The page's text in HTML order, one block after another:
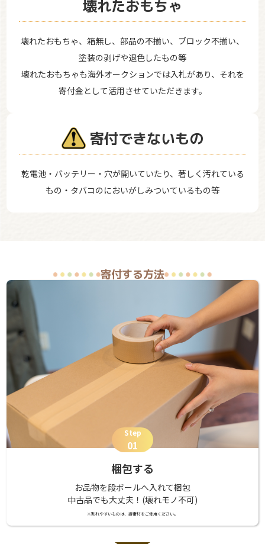
壊れたおもちゃ
壊れたおもちゃ、箱無し、部品の不揃い、ブロック不揃い、
塗装の剥げや退色したもの等
壊れたおもちゃも海外オークションでは入札があり、それを
寄付金として活用させていただきます。
寄付できないもの
乾電池・バッテリー・穴が開いていたり、著しく汚れている
もの・タバコのにおいがしみついているもの等
寄付する方法
Step
01
梱包する
お品物を段ボールへ入れて梱包
中古品でも大丈夫！(壊れモノ不可)
※割れやすいものは、緩衝材をご使用ください。